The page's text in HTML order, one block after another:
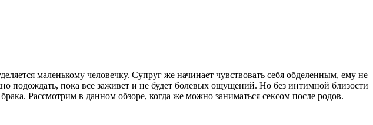
маленькому человечку. Супруг же начинает чувствовать себя обделенным, ему не
подождать, пока все заживет и не будет болевых ощущений. Но без интимной близости
Рассмотрим в данном обзоре, когда же можно заниматься сексом после родов.